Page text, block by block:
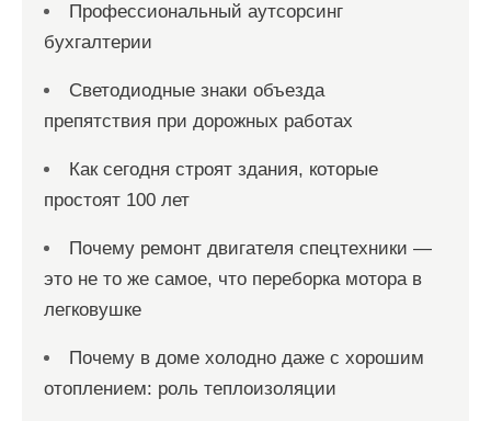
Профессиональный аутсорсинг
бухгалтерии
Светодиодные знаки объезда
препятствия при дорожных работах
Как сегодня строят здания, которые
простоят 100 лет
Почему ремонт двигателя спецтехники —
это не то же самое, что переборка мотора в
легковушке
Почему в доме холодно даже с хорошим
отоплением: роль теплоизоляции